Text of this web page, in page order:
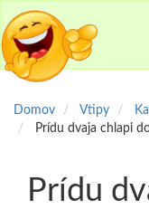
Domov Vtipy
Prídu dvaja chlapi
Prídu